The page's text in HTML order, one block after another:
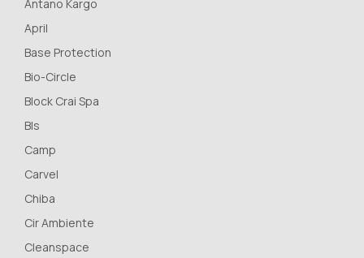
Antano Kargo
April
Base Protection
Bio-Circle
Block Crai Spa
Bls
Camp
Carvel
Chiba
Cir Ambiente
Cleanspace